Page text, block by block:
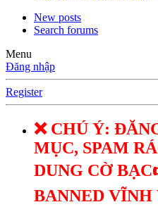
New posts
Search forums
Menu
Đăng nhập
Register
❌ CHÚ Ý:
MỤC, SPAM
DUNG CỜ
BANNED VĨNH